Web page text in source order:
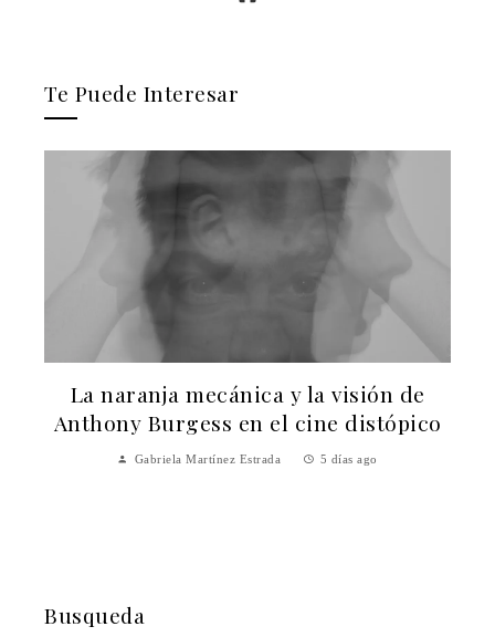
Te Puede Interesar
Los festivales de música históricos que
aún atraen a miles de asistentes cada
año
Busqueda